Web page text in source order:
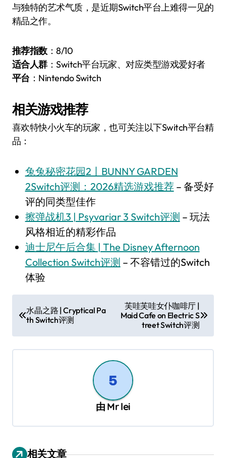
与独特的艺术气质，是近期Switch平台上难得一见的
精品之作。
推荐指数：8/10
适合人群：Switch平台玩家、对应类型游戏爱好者
平台 ：Nintendo Switch
相关游戏推荐
喜欢特快小火车的玩家，也可关注以下Switch平台精
品：
兔兔秘密花园2丨BUNNY GARDEN
2Switch评测：2026精选游戏推荐– 备受好
评的同类型佳作
擦弹战机3 | Psyvariar 3 Switch评测 – 玩法
风格相近的精彩作品
迪士尼午后合集 | The Disney Afternoon
Collection Switch评测 – 不容错过的Switch
体验
章
导
航
水晶之路 | Cryptical Pa
th Switch评测
芙哇芙哇女仆咖啡厅 |
Maid Cafe on Electric S
treet Switch评测
由 Mr lei
相关文章